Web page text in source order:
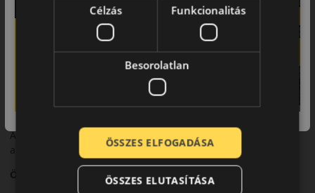
Az optimalizált blokkszerkezet kiszámítható fékteljesítményt és
pontos kormányreakciót eredményez.
A Bravuris 5HM alacsony gördülési zajjal és kényelmes
futással járul hozzá a kellemes utazási élményhez.
Felhasználási ajánlás
Ajánlott személyautókhoz, ahol fontos a hosszú élettartam és
a gazdaságos üzemeltetés.
Összegzés
Célzás Funkcionalitás
Besorolatlan
ÖSSZES ELFOGADÁSA
ÖSSZES ELUTASÍTÁSA